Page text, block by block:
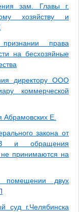
зам. Главы г.
хозяйству и
права
на бесхозяйные
директору ООО
коммерческой
Абрамовских Е.
закона от
и обращения
не принимаются на
двух
суд г.Челябинска